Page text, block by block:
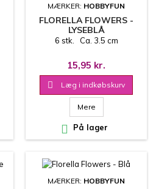
MÆRKER: HOBBYFUN
FLORELLA FLOWERS -
LYSEBLÅ
6 stk. Ca. 3.5 cm
15,95 kr.
 Læg i indkøbskurv
Mere
 På lager
MÆRKER: HOBBYFUN